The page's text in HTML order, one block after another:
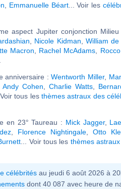
Emmanuelle Béart... Voir les
aspect Jupiter conjonction
Nicole Kidman William
Macron Rachel McAdams
anniversaire :Wentworth Miller,
Andy Cohen Charlie Watts
Voir tous les thèmes astraux des
en 23° Taureau : Mick Jagger,
Florence Nightingale Otto
... Voir tous les thèmes
célébritésau jeudi 6 août 2026 à
dont 40 087 avec heure de